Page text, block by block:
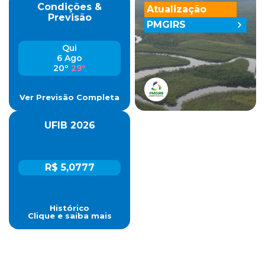
Condições &
Previsão
Qui
6 Ago
20º 29º
Ver Previsão Completa
UFIB 2026
R$ 5,0777
Histórico
Clique e saiba mais
Atualização
PMGIRS